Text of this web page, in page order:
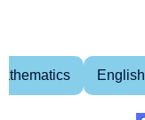
English